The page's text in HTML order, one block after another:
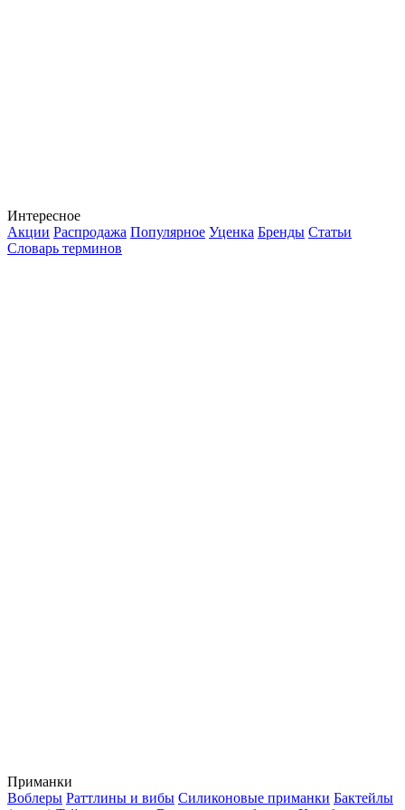
Интересное
Акции Распродажа Популярное Уценка Бренды Статьи
Словарь терминов
Приманки
Воблеры Раттлины и вибы Силиконовые приманки Бактейлы